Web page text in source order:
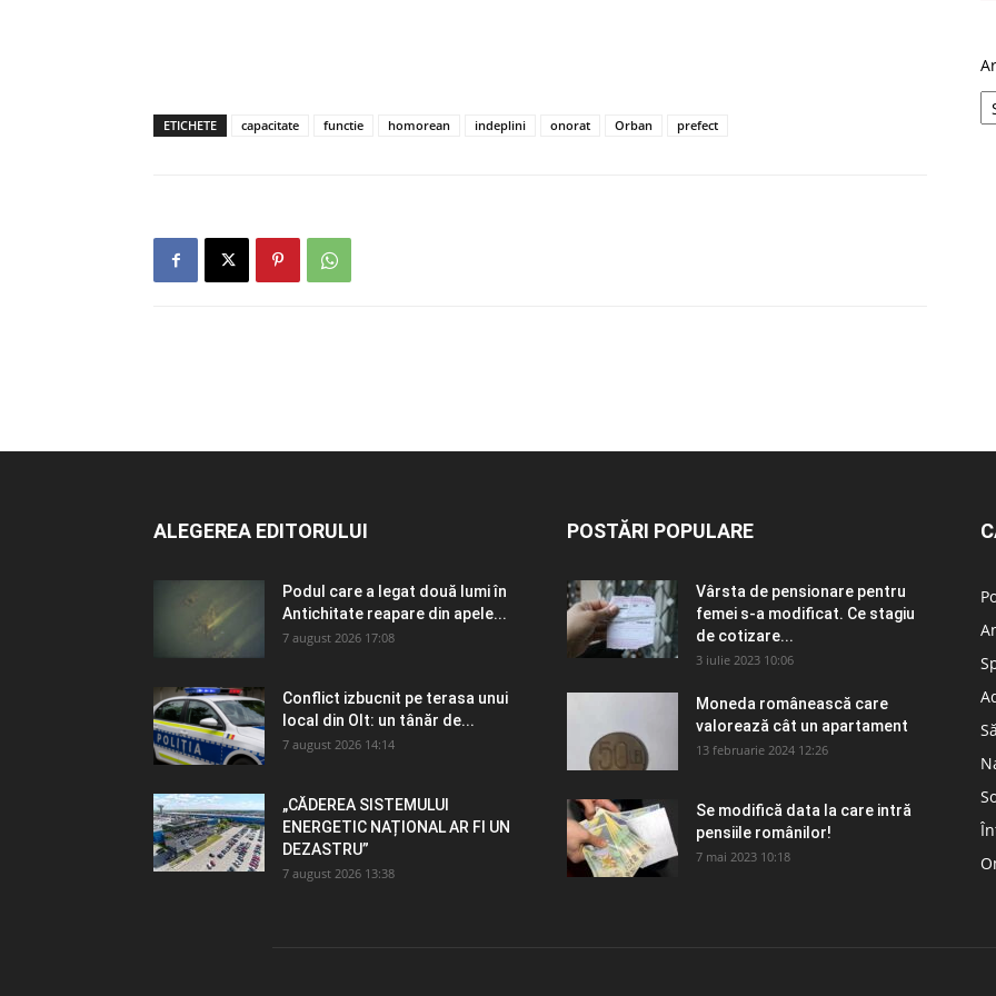
ETICHETE capacitate functie homorean indeplini onorat Orban prefect
ALEGEREA EDITORULUI
Podul care a legat două lumi în
Antichitate reapare din apele...
7 august 2026 17:08
Conflict izbucnit pe terasa unui
local din Olt: un tânăr de...
7 august 2026 14:14
„CĂDEREA SISTEMULUI
ENERGETIC NAȚIONAL AR FI UN
DEZASTRU”
7 august 2026 13:38
POSTĂRI POPULARE
Vârsta de pensionare pentru
femei s-a modificat. Ce stagiu
de cotizare...
3 iulie 2023 10:06
Moneda românească care
valorează cât un apartament
13 februarie 2024 12:26
Se modifică data la care intră
pensiile românilor!
7 mai 2023 10:18